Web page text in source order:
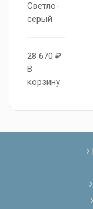
Светло-
серый
28 670 ₽
В
корзину